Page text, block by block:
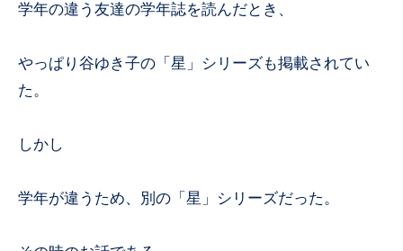
学年の違う友達の学年誌を読んだとき、
やっぱり谷ゆき子の「星」シリーズも掲載されてい
た。
しかし
学年が違うため、別の「星」シリーズだった。